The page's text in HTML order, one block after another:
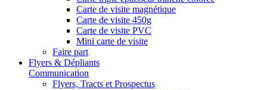
Carte de visite magnétique
Carte de visite 450g
Carte de visite PVC
Mini carte de visite
Faire part
Flyers & Dépliants
Communication
Flyers, Tracts et Prospectus